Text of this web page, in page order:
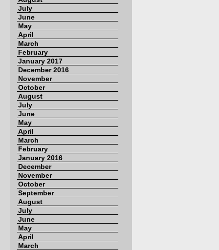
July
June
May
April
March
February
January 2017
December 2016
November
October
August
July
June
May
April
March
February
January 2016
December
November
October
September
August
July
June
May
April
March